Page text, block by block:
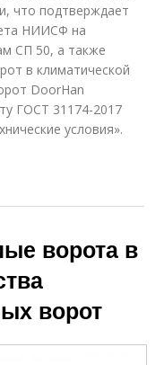
что подтверждает
НИИСФ на
СП 50, а также
в климатической
DoorHan
ГОСТ 31174-2017
условия».
ворота в
ворот